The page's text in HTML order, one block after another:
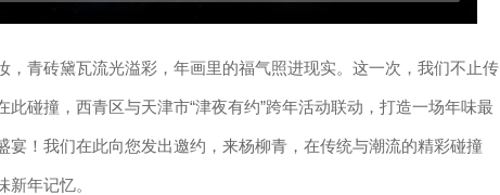
青砖黛瓦流光溢彩，年画里的福气照进现实。这一次，我们不止传
碰撞，西青区与天津市“津夜有约”跨年活动联动，打造一场年味最
宴！我们在此向您发出邀约，来杨柳青，在传统与潮流的精彩碰撞
年记忆。